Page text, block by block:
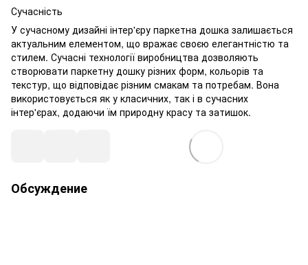
Сучасність
У сучасному дизайні інтер'єру паркетна дошка залишається
актуальним елементом, що вражає своєю елегантністю та
стилем. Сучасні технології виробництва дозволяють
створювати паркетну дошку різних форм, кольорів та
текстур, що відповідає різним смакам та потребам. Вона
використовується як у класичних, так і в сучасних
інтер'єрах, додаючи їм природну красу та затишок.
Обсуждение